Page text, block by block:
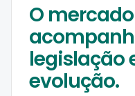
O
legislação
evolução.